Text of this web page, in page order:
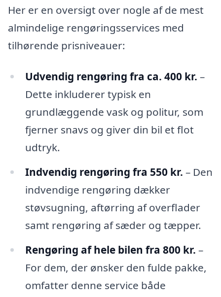
Her er en oversigt over nogle af de mest
almindelige rengøringsservices med
tilhørende prisniveauer:
Udvendig rengøring fra ca. 400 kr. –
Dette inkluderer typisk en
grundlæggende vask og politur, som
fjerner snavs og giver din bil et flot
udtryk.
Indvendig rengøring fra 550 kr. – Den
indvendige rengøring dækker
støvsugning, aftørring af overflader
samt rengøring af sæder og tæpper.
Rengøring af hele bilen fra 800 kr. –
For dem, der ønsker den fulde pakke,
omfatter denne service både